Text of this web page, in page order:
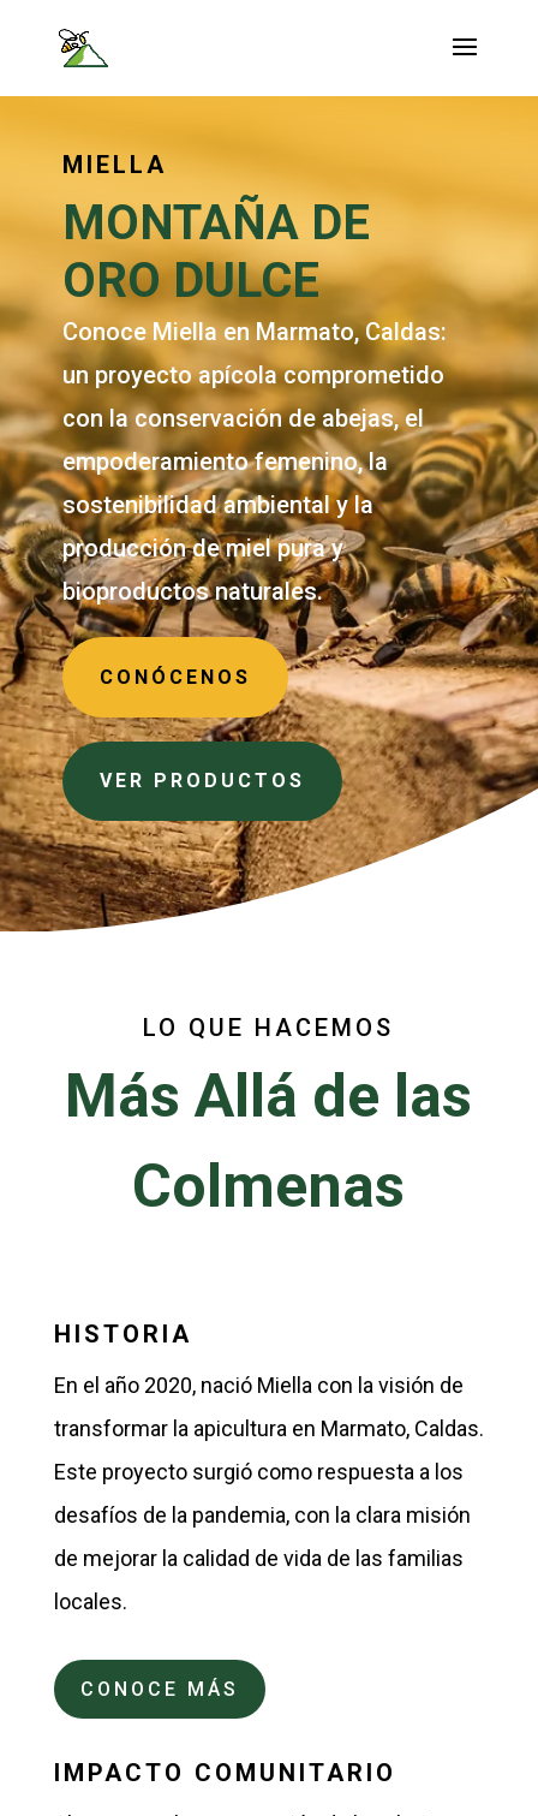
MIELLA
MONTAÑA DE
ORO DULCE
Conoce Miella en Marmato, Caldas:
un proyecto apícola comprometido
con la conservación de abejas, el
empoderamiento femenino, la
sostenibilidad ambiental y la
producción de miel pura y
bioproductos naturales.
CONÓCENOS
VER PRODUCTOS
LO QUE HACEMOS
Más Allá de las
Colmenas
HISTORIA
En el año 2020, nació Miella con la visión de
transformar la apicultura en Marmato, Caldas.
Este proyecto surgió como respuesta a los
desafíos de la pandemia, con la clara misión
de mejorar la calidad de vida de las familias
locales.
CONOCE MÁS
IMPACTO COMUNITARIO